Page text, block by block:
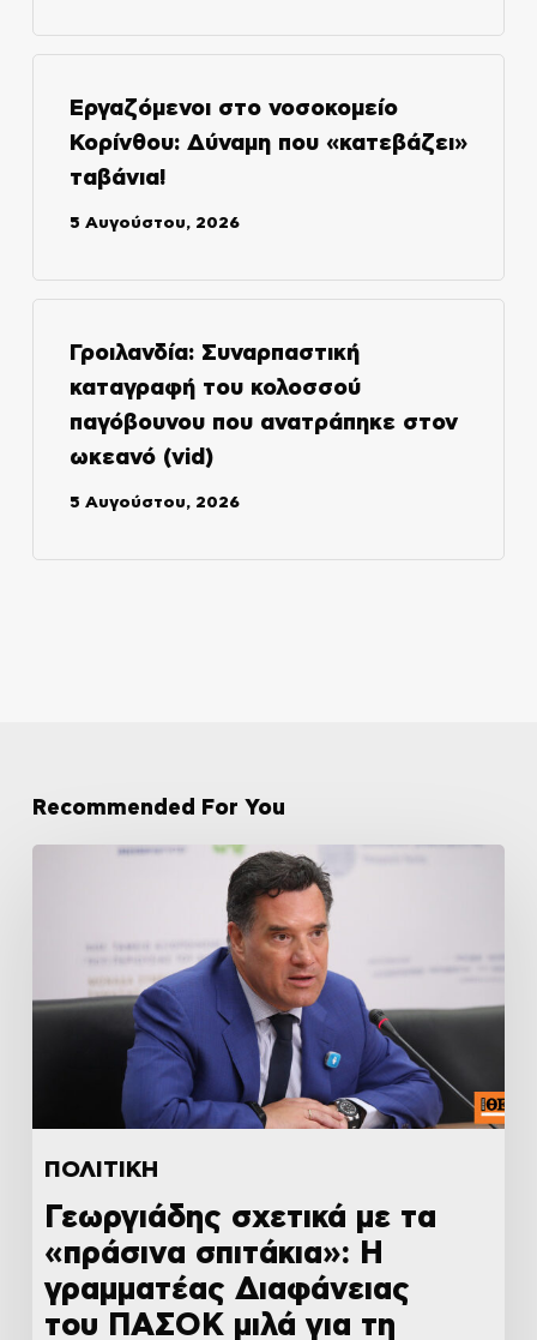
Εργαζόμενοι στο νοσοκομείο
Κορίνθου: Δύναμη που «κατεβάζει»
ταβάνια!
5 Αυγούστου, 2026
Γροιλανδία: Συναρπαστική
καταγραφή του κολοσσού
παγόβουνου που ανατράπηκε στον
ωκεανό (vid)
5 Αυγούστου, 2026
Recommended For You
ΠΟΛΙΤΙΚΗ
Γεωργιάδης σχετικά με τα
«πράσινα σπιτάκια»: Η
γραμματέας Διαφάνειας
του ΠΑΣΟΚ μιλά για τη